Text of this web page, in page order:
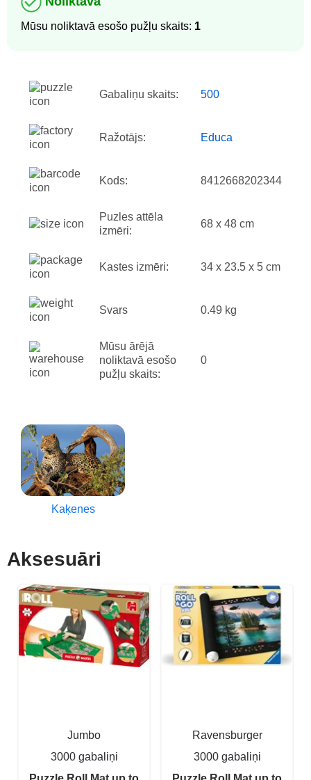
Mūsu noliktavā esošo pužļu skaits: 1
Gabaliņu skaits: 500
Ražotājs: Educa
Kods: 8412668202344
Puzles attēla
izmēri:
68 x 48 cm
Kastes izmēri: 34 x 23.5 x 5 cm
Svars 0.49 kg
Mūsu ārējā
noliktavā esošo
pužļu skaits:
0
Kaķenes
Aksesuāri
Jumbo
3000 gabaliņi
Ravensburger
3000 gabaliņi